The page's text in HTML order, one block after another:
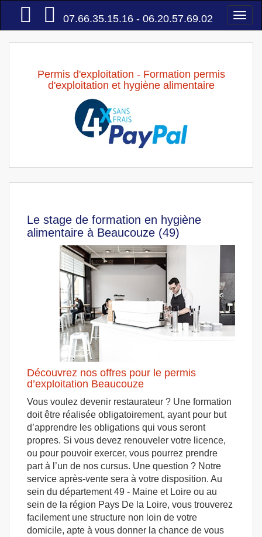
Accueil
07.66.35.15.16 - 06.20.57.69.02
Permis d'exploitation - Formation permis
d'exploitation et hygiène alimentaire
Le stage de formation en hygiène
alimentaire à Beaucouze (49)
Découvrez nos offres pour le permis
d’exploitation Beaucouze
Vous voulez devenir restaurateur ? Une formation
doit être réalisée obligatoirement, ayant pour but
d’apprendre les obligations qui vous seront
propres. Si vous devez renouveler votre licence,
ou pour pouvoir exercer, vous pourrez prendre
part à l’un de nos cursus. Une question ? Notre
service après-vente sera à votre disposition. Au
sein du département 49 - Maine et Loire ou au
sein de la région Pays De la Loire, vous trouverez
facilement une structure non loin de votre
domicile, apte à vous donner la chance de vous